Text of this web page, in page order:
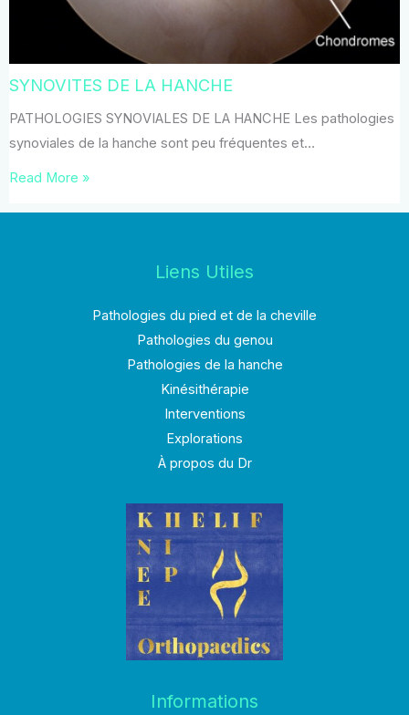
SYNOVITES DE LA HANCHE
PATHOLOGIES SYNOVIALES DE LA HANCHE Les pathologies
synoviales de la hanche sont peu fréquentes et…
Read More »
Liens Utiles
Pathologies du pied et de la cheville
Pathologies du genou
Pathologies de la hanche
Kinésithérapie
Interventions
Explorations
À propos du Dr
Informations